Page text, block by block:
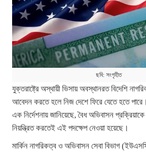
ছবি: সংগৃহীত
যুক্তরাষ্ট্রে অস্থায়ী ভিসায় অবস্থানরত বিদেশি
আবেদন করতে হলে নিজ দেশে ফিরে যেতে হতে
এক নির্দেশনায় জানিয়েছে, বৈধ অভিবাসন
নিয়ন্ত্রিত করতেই এই পদক্ষেপ নেওয়া হয়েছে।
মার্কিন নাগরিকত্ব ও অভিবাসন সেবা বিভাগ